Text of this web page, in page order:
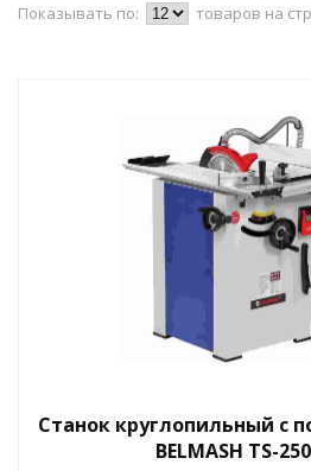
Показывать по: товаров на
Станок круглопильный с
BELMASH TS-